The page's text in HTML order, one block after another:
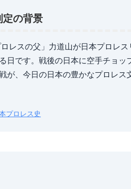
定の背景
レスの父」力道山が日本プロレス
日です。戦後の日本に空手チョッ
が、今日の日本の豊かなプロレス
プロレス史